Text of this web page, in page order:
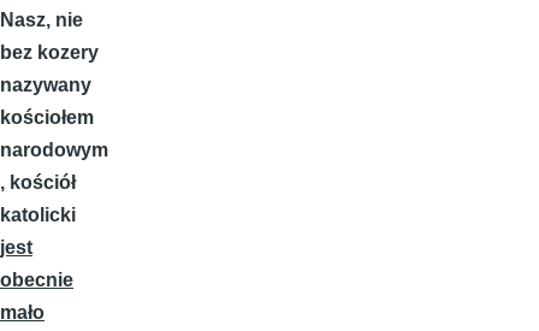
Nasz, nie
bez kozery
nazywany
kościołem
narodowym
, kościół
katolicki
jest
obecnie
mało